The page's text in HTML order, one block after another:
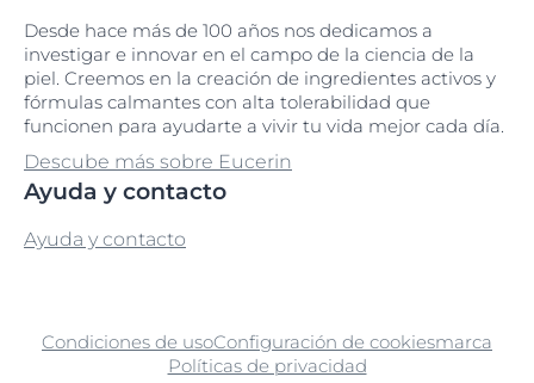
Desde hace más de 100 años nos dedicamos a
investigar e innovar en el campo de la ciencia de la
piel. Creemos en la creación de ingredientes activos y
fórmulas calmantes con alta tolerabilidad que
funcionen para ayudarte a vivir tu vida mejor cada día.
Descube más sobre Eucerin
Ayuda y contacto
Ayuda y contacto
Condiciones de usoConfiguración de cookiesmarca
Políticas de privacidad